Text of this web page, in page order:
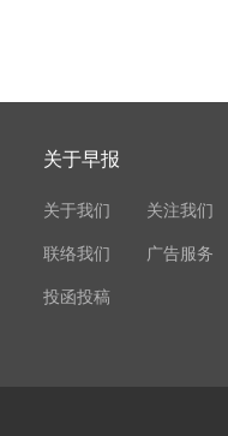
关于早报
关于我们 关注我们
联络我们 广告服务
投函投稿